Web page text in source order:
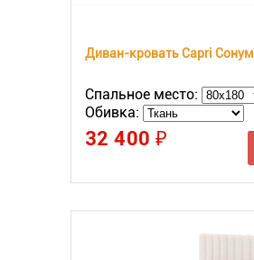
Диван-кровать Capri Сонум
Спальное место:
Обивка:
32 400 ₽